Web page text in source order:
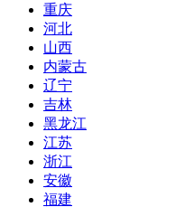
重庆
河北
山西
内蒙古
辽宁
吉林
黑龙江
江苏
浙江
安徽
福建